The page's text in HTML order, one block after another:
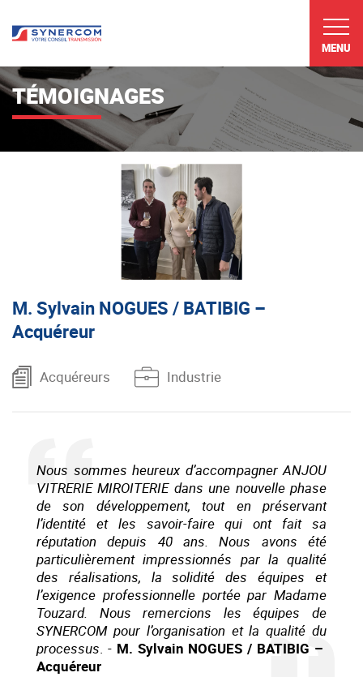
MENU
TÉMOIGNAGES
M. Sylvain NOGUES / BATIBIG –
Acquéreur
Acquéreurs Industrie
Nous sommes heureux d’accompagner ANJOU
VITRERIE MIROITERIE dans une nouvelle phase
de son développement, tout en préservant
l’identité et les savoir-faire qui ont fait sa
réputation depuis 40 ans. Nous avons été
particulièrement impressionnés par la qualité
des réalisations, la solidité des équipes et
l’exigence professionnelle portée par Madame
Touzard. Nous remercions les équipes de
SYNERCOM pour l’organisation et la qualité du
processus. - M. Sylvain NOGUES / BATIBIG –
Acquéreur